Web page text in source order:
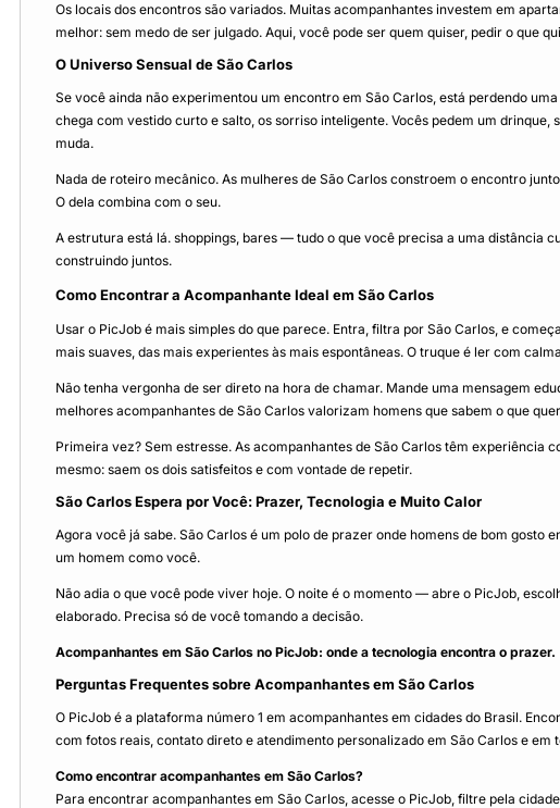
Os locais dos encontros são variados. Muitas acompanhantes investem em
melhor: sem medo de ser julgado. Aqui, você pode ser quem quiser, pedir o que
O Universo Sensual de São Carlos
Se você ainda não experimentou um encontro em São Carlos, está perdendo
chega com vestido curto e salto, os sorriso inteligente. Vocês pedem um
muda.
Nada de roteiro mecânico. As mulheres de São Carlos constroem o encontro
O dela combina com o seu.
A estrutura está lá. shoppings, bares — tudo o que você precisa a uma distância
construindo juntos.
Como Encontrar a Acompanhante Ideal em São Carlos
Usar o PicJob é mais simples do que parece. Entra, filtra por São Carlos, e
mais suaves, das mais experientes às mais espontâneas. O truque é ler com
Não tenha vergonha de ser direto na hora de chamar. Mande uma mensagem
melhores acompanhantes de São Carlos valorizam homens que sabem o que
Primeira vez? Sem estresse. As acompanhantes de São Carlos têm
mesmo: saem os dois satisfeitos e com vontade de repetir.
São Carlos Espera por Você: Prazer, Tecnologia e Muito Calor
Agora você já sabe. São Carlos é um polo de prazer onde homens de bom
um homem como você.
Não adia o que você pode viver hoje. O noite é o momento — abre o PicJob,
elaborado. Precisa só de você tomando a decisão.
Acompanhantes em São Carlos no PicJob: onde a tecnologia encontra o prazer.
Perguntas Frequentes sobre Acompanhantes em São Carlos
O PicJob é a plataforma número 1 em acompanhantes em cidades do Brasil.
com fotos reais, contato direto e atendimento personalizado em São Carlos e em
Como encontrar acompanhantes em São Carlos?
Para encontrar acompanhantes em São Carlos, acesse o PicJob, filtre pela